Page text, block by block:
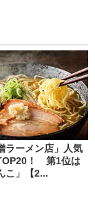
ラーメン店」人気
！ 第1位は
こ」【2...